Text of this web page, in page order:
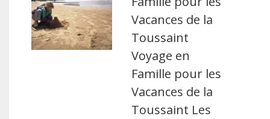
Vacances de la
Toussaint
Voyage en
Famille pour les
Vacances de la
Toussaint Les